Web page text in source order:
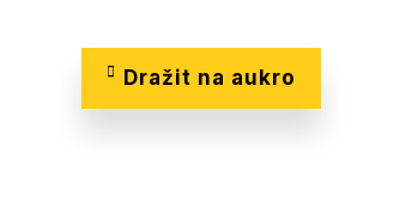
Dražit na aukro